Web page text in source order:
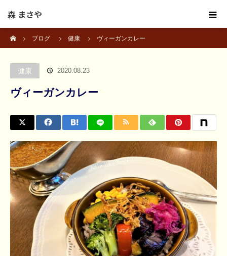
森 まさや
ブログ
健康 ヴィーガンカレー
健康 2020.08.23
ヴィーガンカレー